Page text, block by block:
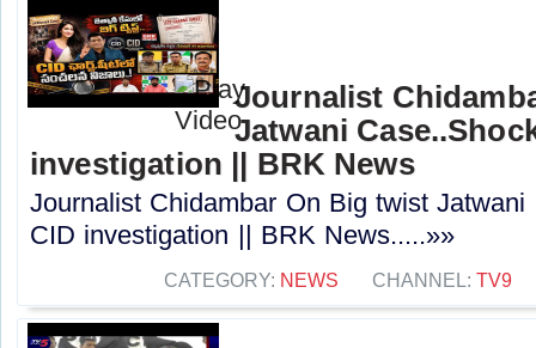
Journalist
Jatwani
investigation || BRK News
Journalist Chidambar On Big twist
CID investigation || BRK News.....»»
CATEGORY: NEWS CHANNEL: TV9